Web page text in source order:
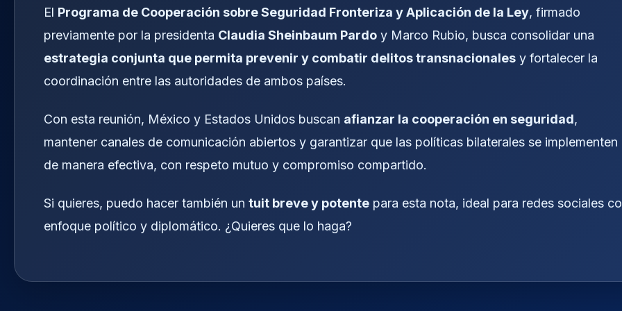
El Programa de Cooperación sobre Seguridad Fronteriza y Aplicación de la Ley, firmado
previamente por la presidenta Claudia Sheinbaum Pardo y Marco Rubio, busca consolidar una
estrategia conjunta que permita prevenir y combatir delitos transnacionales y fortalecer la
coordinación entre las autoridades de ambos países.
Con esta reunión, México y Estados Unidos buscan afianzar la cooperación en seguridad,
mantener canales de comunicación abiertos y garantizar que las políticas bilaterales se implementen
de manera efectiva, con respeto mutuo y compromiso compartido.
Si quieres, puedo hacer también un tuit breve y potente para esta nota, ideal para redes sociales
enfoque político y diplomático. ¿Quieres que lo haga?